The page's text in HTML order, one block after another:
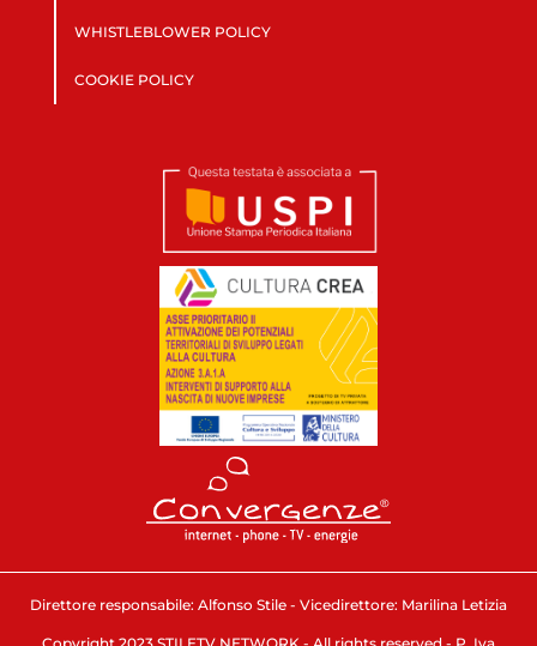
WHISTLEBLOWER POLICY
COOKIE POLICY
Direttore responsabile: Alfonso Stile - Vicedirettore: Marilina Letizia